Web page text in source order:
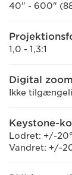
40" - 600" (88
1,0 - 1,3:1
Digital
Ikke
Keystone-
Lodret: +/-20°
Vandret: +/-